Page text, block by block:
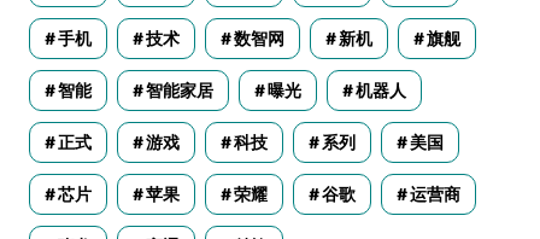
手机 技术 数智网 新机 旗舰
智能 智能家居 曝光 机器人
正式 游戏 科技 系列 美国
芯片 苹果 荣耀 谷歌 运营商